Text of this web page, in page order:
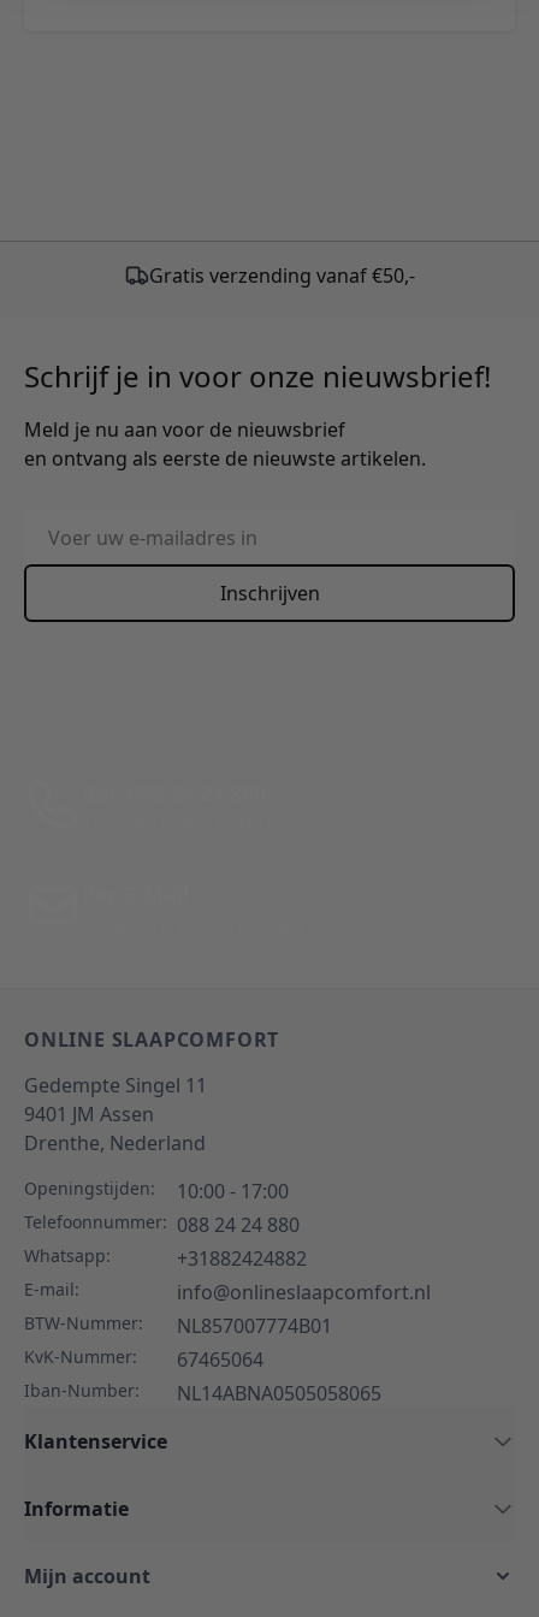
Schrijf je in voor onze nieuwsbrief!
Meld je nu aan voor de nieuwsbrief
en ontvang als eerste de nieuwste artikelen.
E-mailadres
Inschrijven
ONLINE SLAAPCOMFORT
Gedempte Singel 11
9401 JM Assen
Drenthe, Nederland
Openingstijden: 10:00 - 17:00
Telefoonnummer: 088 24 24 880
Whatsapp: +31882424882
E-mail: info@onlineslaapcomfort.nl
BTW-Nummer: NL857007774B01
KvK-Nummer: 67465064
Iban-Number:
NL14ABNA0505058065
Klantenservice
Informatie
Mijn account